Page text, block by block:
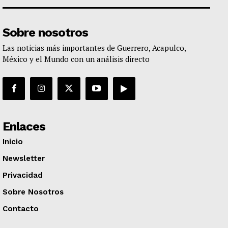
Sobre nosotros
Las noticias más importantes de Guerrero, Acapulco,
México y el Mundo con un análisis directo
Enlaces
Inicio
Newsletter
Privacidad
Sobre Nosotros
Contacto